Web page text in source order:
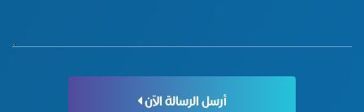
أرسل الرسالة الآن